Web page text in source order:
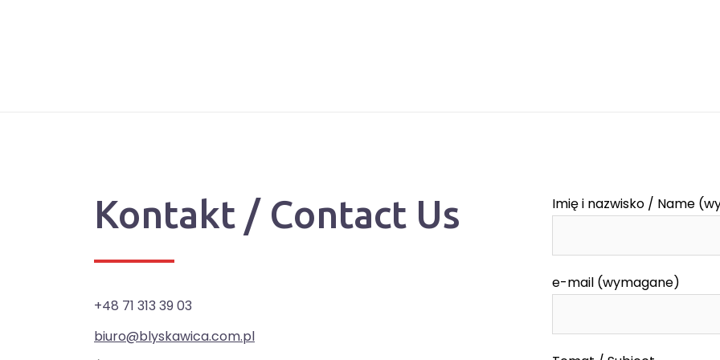
Kontakt / Contact Us
+48 71 313 39 03
biuro@blyskawica.com.pl
Imię i nazwisko / Name
e-mail (wymagane)